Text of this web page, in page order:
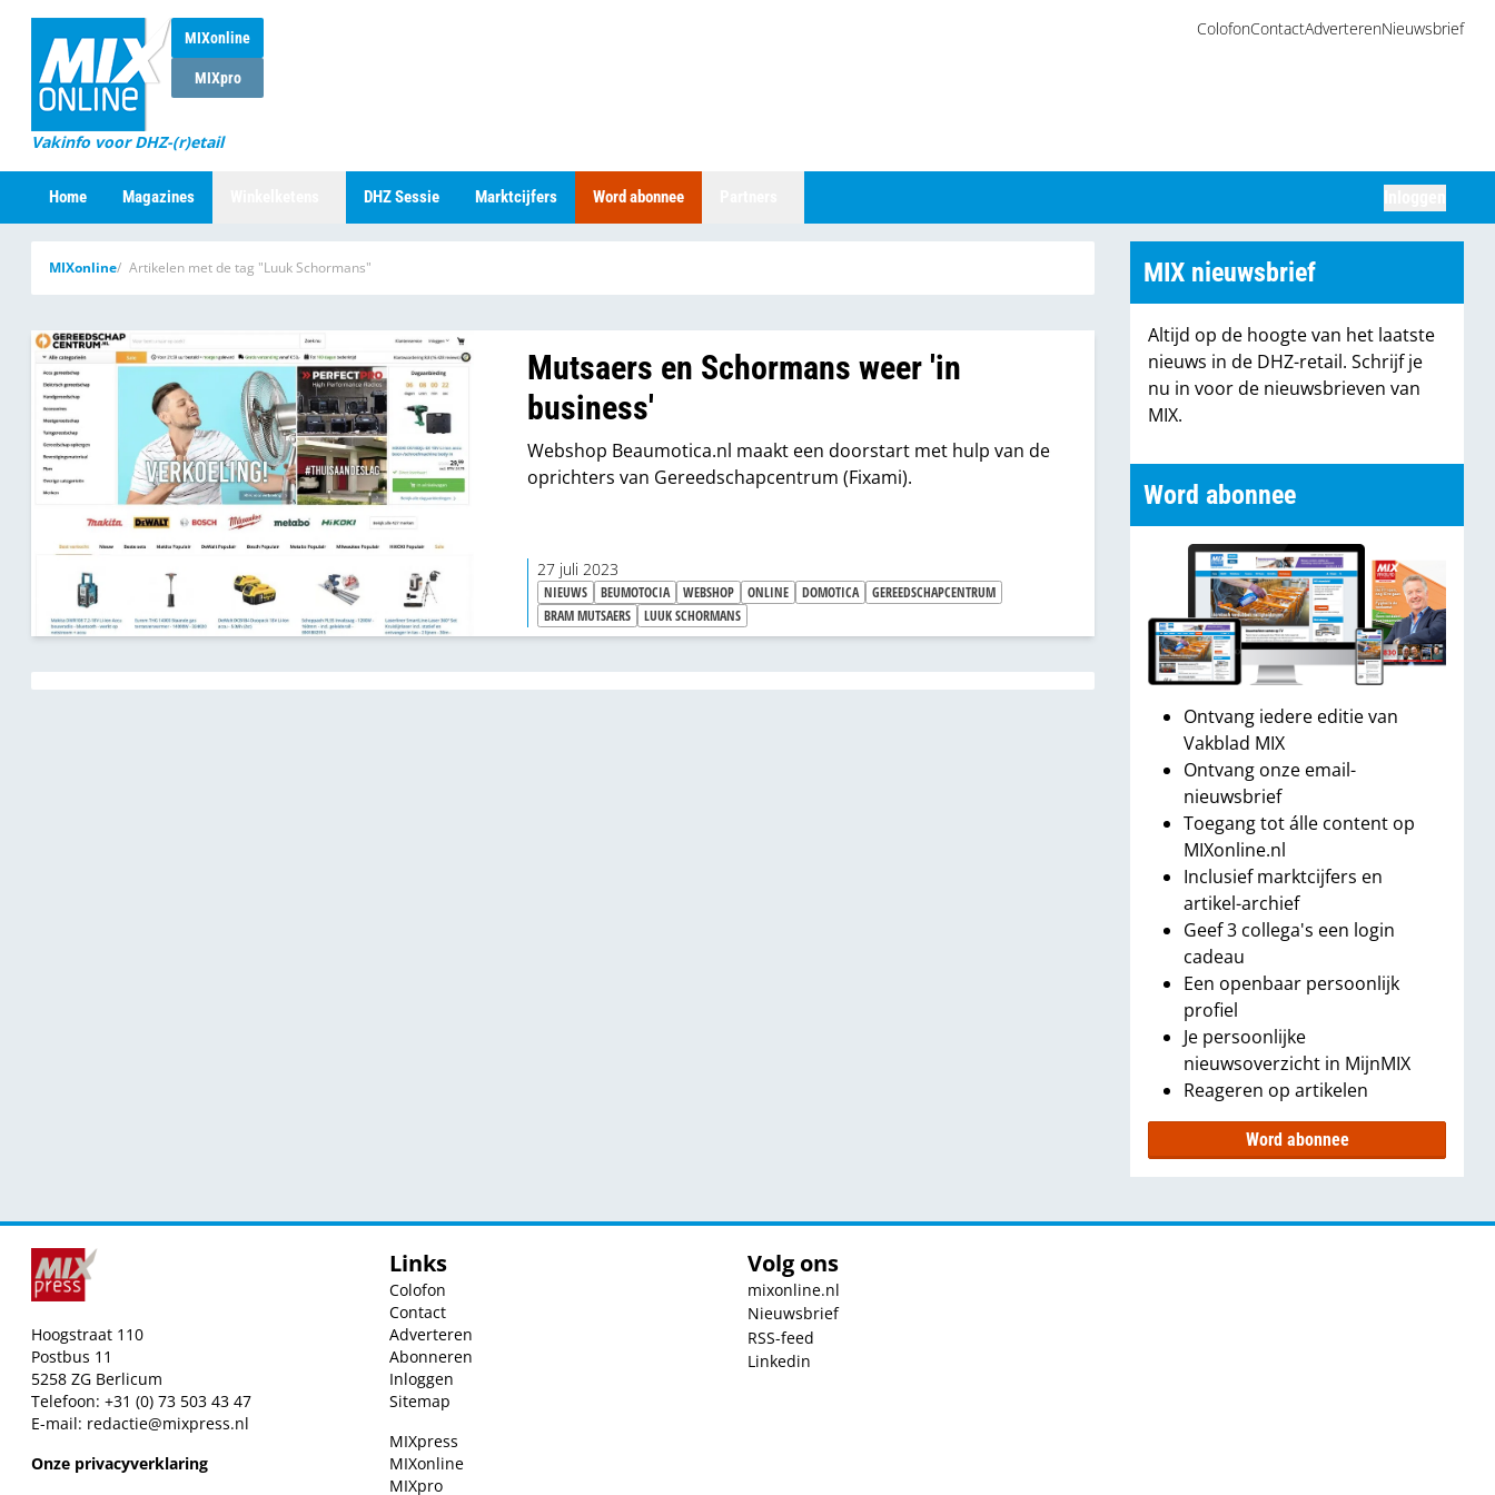
MIXonline
MIXpro
Vakinfo voor DHZ-(r)etail
ColofonContactAdverterenNieuwsbrief
Home Magazines DHZ Sessie Marktcijfers Word abonnee
MIXonline Artikelen met de tag "Luuk Schormans"
Mutsaers en Schormans weer 'in
business'
Webshop Beaumotica.nl maakt een doorstart met hulp van de
oprichters van Gereedschapcentrum (Fixami).
27 juli 2023
NIEUWS BEUMOTOCIA WEBSHOP ONLINE DOMOTICA
GEREEDSCHAPCENTRUM
BRAM MUTSAERS
LUUK SCHORMANS
MIX nieuwsbrief
Altijd op de hoogte van het laatste
nieuws in de DHZ-retail. Schrijf je
nu in voor de nieuwsbrieven van
MIX.
Word abonnee
Ontvang iedere editie van
Vakblad MIX
Ontvang onze email-
nieuwsbrief
Toegang tot álle content op
MIXonline.nl
Inclusief marktcijfers en
artikel-archief
Geef 3 collega's een login
cadeau
Een openbaar persoonlijk
profiel
Je persoonlijke
nieuwsoverzicht in MijnMIX
Reageren op artikelen
Word abonnee
Hoogstraat 110
Postbus 11
5258 ZG Berlicum
Telefoon: +31 (0) 73 503 43 47
E-mail: redactie@mixpress.nl
Onze privacyverklaring
Links
Colofon
Contact
Adverteren
Abonneren
Inloggen
Sitemap
MIXpress
MIXonline
MIXpro
Volg ons
mixonline.nl
Nieuwsbrief
RSS-feed
Linkedin